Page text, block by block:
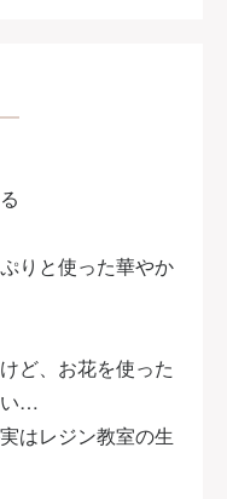
の知識と経験
れたら嬉しいで
りと使った華やか
ど、お花を使った
い…
はレジン教室の生